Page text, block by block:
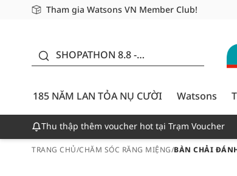
Tham gia Watsons VN Member Club!
Miễn phí giao hàng cho đơn hàng từ 249,000Đ
Giao hàng nhanh 24h - Áp dụng khu vực TP.
SHOPATHON 8.8 -
CƯỜI - GIẢM ĐẾN
50%
185 NĂM LAN TỎA NỤ CƯỜI
Watsons
Thu thập thêm voucher hot tại Trạm Voucher
TRANG CHỦ/CHĂM SÓC RĂNG MIỆNG/BÀN CHẢI